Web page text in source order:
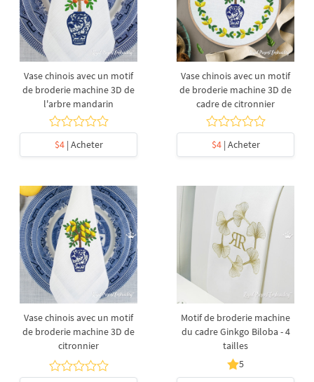
Vase chinois avec un motif
de broderie machine 3D de
l'arbre mandarin
$4| Acheter
Vase chinois avec un motif
de broderie machine 3D de
cadre de citronnier
$4| Acheter
Vase chinois avec un motif
de broderie machine 3D de
citronnier
Motif de broderie machine
du cadre Ginkgo Biloba - 4
tailles
5